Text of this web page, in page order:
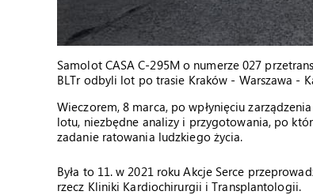
Samolot CASA C-295M o numerze 027
BLTr odbyli lot po trasie Kraków - Warszawa -
Wieczorem, 8 marca, po wpłynięciu
lotu, niezbędne analizy i przygotowania, po
zadanie ratowania ludzkiego życia.
Była to 11. w 2021 roku Akcje Serce
rzecz Kliniki Kardiochirurgii i Transplantologii.